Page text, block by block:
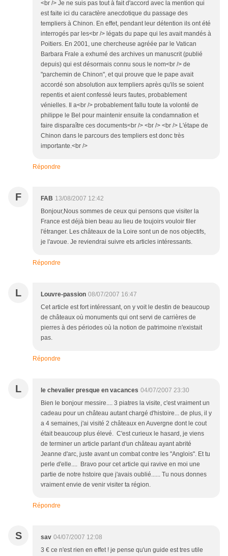
<br /> Je ne suis pas tout à fait d'accord avec la mention qui
est faite ici du caractère anecdotique du passage des
templiers à Chinon. En effet, pendant leur détention ils ont été
interrogés par les<br /> légats du pape qui les avait mandés à
Poitiers. En 2001, une chercheuse agréée par le Vatican
Barbara Frale a exhumé des archives un manuscrit (publié
depuis) qui est désormais connu sous le nom<br /> de
"parchemin de Chinon", et qui prouve que le pape avait
accordé son absolution aux templiers après qu'ils se soient
repentis et aient confessé leurs fautes, probablement
vénielles. Il a<br /> probablement fallu toute la volonté de
philippe le Bel pour maintenir ensuite la condamnation et
faire disparaître ces documents<br /> <br /> <br /> L'étape de
Chinon dans le parcours des templiers est donc très
importante.<br />
Répondre
F FAB 13/08/2007 12:42
Bonjour,Nous sommes de ceux qui pensons que visiter la
France est déjà bien beau au lieu de toujoirs vouloir filer
l'étranger. Les châteaux de la Loire sont un de nos objectifs,
je l'avoue. Je reviendrai suivre ets articles intéressants.
Répondre
L Louvre-passion 08/07/2007 16:47
Cet article est fort intéressant, on y voit le destin de beaucoup
de châteaux où monuments qui ont servi de carrières de
pierres à des périodes où la notion de patrimoine n'existait
pas.
Répondre
L le chevalier presque en vacances 04/07/2007 23:30
Bien le bonjour messire.... 3 piatres la visite, c'est vraiment un
cadeau pour un château autant chargé d'histoire... de plus, il y
a 4 semaines, j'ai visité 2 châteaux en Auvergne dont le cout
était beaucoup plus élevé. C'est curieux le hasard, je viens
de terminer un article parlant d'un château ayant abrité
Jeanne d'arc, juste avant un combat contre les "Anglois". Et tu
perle d'elle.... Bravo pour cet article qui ravive en moi une
partie de notre hstoire que j'avais oublié...... Tu nous donnes
vraiment envie de venir visiter ta région.
Répondre
S sav 04/07/2007 12:08
3 € ce n'est rien en effet ! je pense qu'un guide est tres utile